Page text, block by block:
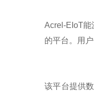
Acrel-EIoT能
的平台。用
该平台提供